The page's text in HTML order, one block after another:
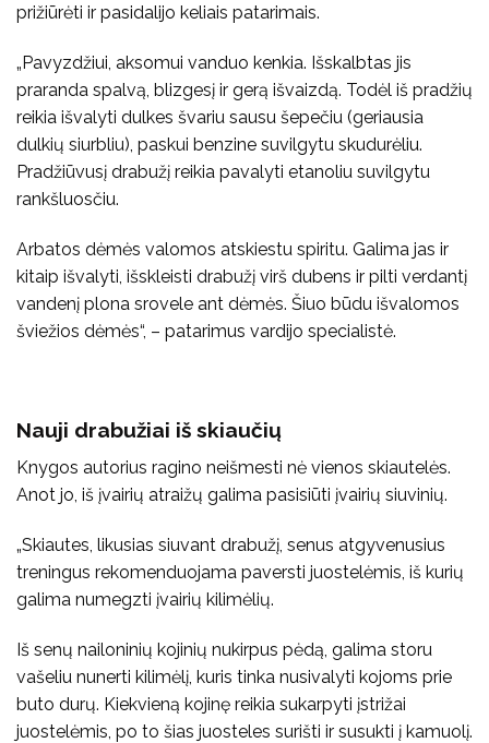
prižiūrėti ir pasidalijo keliais patarimais.
„Pavyzdžiui, aksomui vanduo kenkia. Išskalbtas jis
praranda spalvą, blizgesį ir gerą išvaizdą. Todėl iš pradžių
reikia išvalyti dulkes švariu sausu šepečiu (geriausia
dulkių siurbliu), paskui benzine suvilgytu skudurėliu.
Pradžiūvusį drabužį reikia pavalyti etanoliu suvilgytu
rankšluosčiu.
Arbatos dėmės valomos atskiestu spiritu. Galima jas ir
kitaip išvalyti, išskleisti drabužį virš dubens ir pilti verdantį
vandenį plona srovele ant dėmės. Šiuo būdu išvalomos
šviežios dėmės“, – patarimus vardijo specialistė.
Nauji drabužiai iš skiaučių
Knygos autorius ragino neišmesti nė vienos skiautelės.
Anot jo, iš įvairių atraižų galima pasisiūti įvairių siuvinių.
„Skiautes, likusias siuvant drabužį, senus atgyvenusius
treningus rekomenduojama paversti juostelėmis, iš kurių
galima numegzti įvairių kilimėlių.
Iš senų nailoninių kojinių nukirpus pėdą, galima storu
vašeliu nunerti kilimėlį, kuris tinka nusivalyti kojoms prie
buto durų. Kiekvieną kojinę reikia sukarpyti įstrižai
juostelėmis, po to šias juosteles surišti ir susukti į kamuolį.